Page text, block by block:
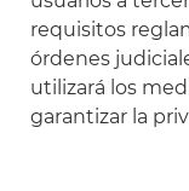
requisitos
órdenes
utilizará los
garantizar la